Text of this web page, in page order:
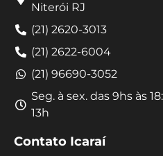
Niterói RJ
(21) 2620-3013
(21) 2622-6004
(21) 96690-3052
Seg. à sex. das 9hs às
13h
Contato Icaraí